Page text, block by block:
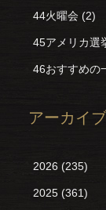
44火曜会 (2)
45アメリカ選
46おすすめの
アーカイブ
2026 (235)
2025 (361)